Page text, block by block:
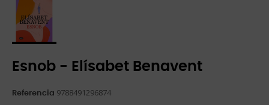
Esnob - Elísabet Benavent
Referencia 9788491296874